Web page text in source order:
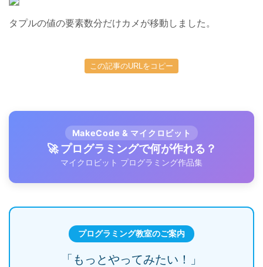
タプルの値の要素数分だけカメが移動しました。
この記事のURLをコピー
MakeCode & マイクロビット
🚀 プログラミングで何が作れる？
マイクロビット プログラミング作品集
プログラミング教室のご案内
「もっとやってみたい！」